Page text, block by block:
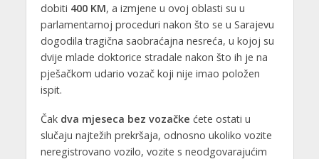
dobiti 400 KM, a izmjene u ovoj oblasti su u
parlamentarnoj proceduri nakon što se u Sarajevu
dogodila tragična saobraćajna nesreća, u kojoj su
dvije mlade doktorice stradale nakon što ih je na
pješačkom udario vozač koji nije imao položen
ispit.
Čak dva mjeseca bez vozačke ćete ostati u
slučaju najtežih prekršaja, odnosno ukoliko vozite
neregistrovano vozilo, vozite s neodgovarajućim